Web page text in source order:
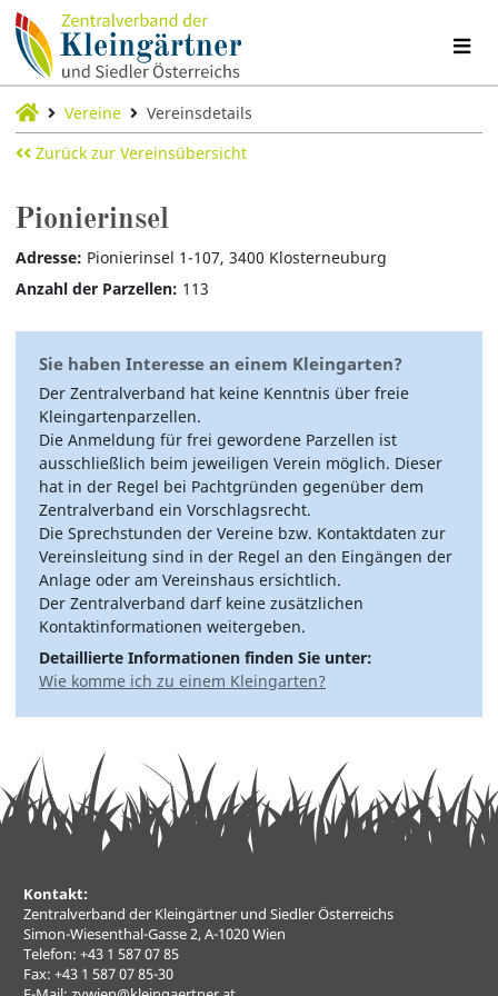
Vereine
Vereinsdetails
Zurück zur Vereinsübersicht
Pionierinsel
Adresse: Pionierinsel 1-107, 3400 Klosterneuburg
Anzahl der Parzellen: 113
Sie haben Interesse an einem Kleingarten?
Der Zentralverband hat keine Kenntnis über freie
Kleingartenparzellen.
Die Anmeldung für frei gewordene Parzellen ist
ausschließlich beim jeweiligen Verein möglich. Dieser
hat in der Regel bei Pachtgründen gegenüber dem
Zentralverband ein Vorschlagsrecht.
Die Sprechstunden der Vereine bzw. Kontaktdaten zur
Vereinsleitung sind in der Regel an den Eingängen der
Anlage oder am Vereinshaus ersichtlich.
Der Zentralverband darf keine zusätzlichen
Kontaktinformationen weitergeben.
Detaillierte Informationen finden Sie unter:
Wie komme ich zu einem Kleingarten?
Kontakt:
Zentralverband der Kleingärtner und Siedler Österreichs
Simon-Wiesenthal-Gasse 2, A-1020 Wien
Telefon: +43 1 587 07 85
Fax: +43 1 587 07 85-30